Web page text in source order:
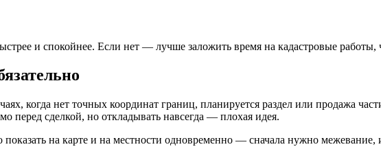
и спокойнее. Если нет — лучше заложить время на кадастровые работы,
когда нет точных координат границ, планируется раздел или продажа
перед сделкой, но откладывать навсегда — плохая идея.
на карте и на местности одновременно — сначала нужно межевание,